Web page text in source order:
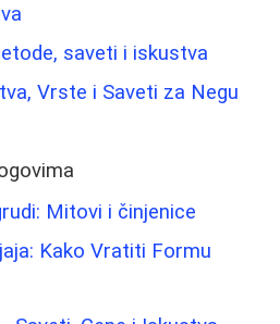
saveti i iskustva
Vrste i Saveti za Negu
Mitovi i činjenice
Kako Vratiti Formu